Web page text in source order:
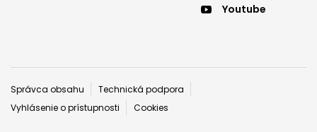
Youtube
Päta
Správca obsahu
Technická podpora
Vyhlásenie o prístupnosti
Cookies